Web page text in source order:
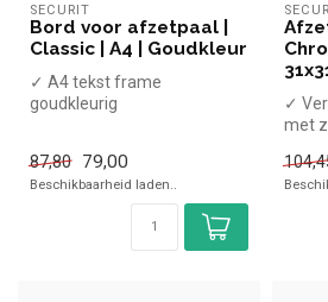
SECURIT
Bord voor afzetpaal |
Classic | A4 | Goudkleur
✓ A4 tekst frame
goudkleurig
87,80
79,00
Beschikbaarheid laden..
✓
met
✓